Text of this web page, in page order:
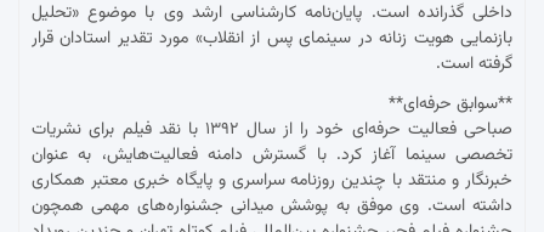
داخلی گذرانده است. پایان‌نامه کارشناسی ارشد وی با موضوع «تحلیل
بازنمایی هویت زنانه در سینمای پس از انقلاب» مورد تقدیر استادان قرار
گرفته است.
**سوابق حرفه‌ای**
صباحی فعالیت حرفه‌ای خود را از سال ۱۳۹۲ با نقد فیلم برای نشریات
تخصصی سینما آغاز کرد. با گسترش دامنه فعالیت‌هایش، به عنوان
خبرنگار و منتقد با چندین روزنامه سراسری و پایگاه خبری معتبر همکاری
داشته است. وی موفق به پوشش میدانی جشنواره‌های مهمی همچون